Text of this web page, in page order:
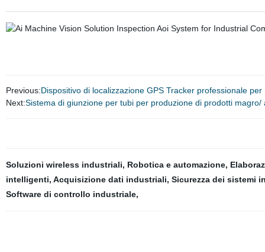
Previous:Dispositivo di localizzazione GPS Tracker professionale
Next:Sistema di giunzione per tubi per produzione di prodotti
Soluzioni wireless industriali, Robotica e automazione,
intelligenti, Acquisizione dati industriali, Sicurezza dei sistemi
Software di controllo industriale,